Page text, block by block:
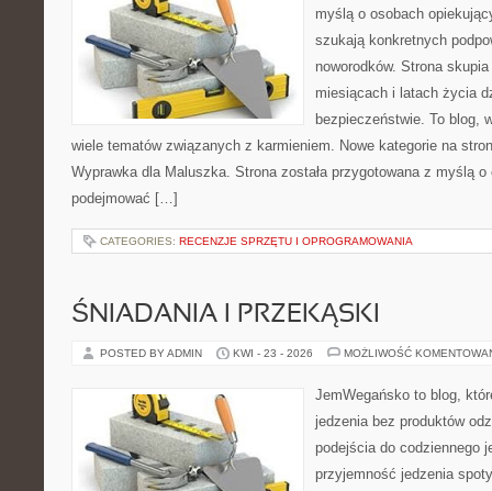
myślą o osobach
szukają konkretnych
noworodków. Strona
miesiącach i latach życia
bezpieczeństwie. To blog,
wiele tematów związanych z karmieniem. Nowe kategorie na
Wyprawka dla Maluszka. Strona została przygotowana z myślą
podejmować […]
CATEGORIES: RECENZJE SPRZĘTU I OPROGRAMOWANIA
ŚNIADANIA I PRZEKĄSKI
POSTED BY ADMIN KWI - 23 - 2026 MOŻLIWOŚĆ
JemWegańsko to blog,
jedzenia bez produktów
podejścia do codziennego
przyjemność jedzenia